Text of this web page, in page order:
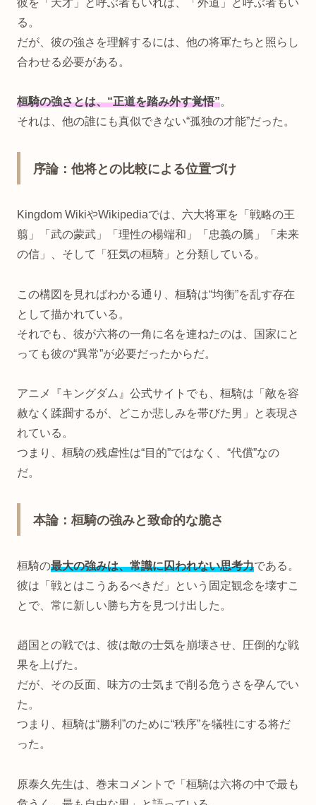
る。
だが、彼の強さを理解するには、他の将軍たちと照らし
合わせる必要がある。
桓騎の強さとは、“正道を踏み外す覚悟”。
それは、他の誰にも真似できない“孤独の才能”だった。
序論：他将との比較による位置づけ
Kingdom WikiやWikipediaでは、六大将軍を「戦略の王
翦」「武の蒙武」「理性の楊端和」「忠義の騰」「未来
の信」、そして「狂気の桓騎」と分類している。
この構図を見ればわかる通り、桓騎は“均衡”を乱す存在
として描かれている。
それでも、彼が六将の一角に名を連ねたのは、国家にと
っても彼の“異常”が必要だったからだ。
アニメ『キングダム』公式サイトでも、桓騎は「敵を容
赦なく蹂躙するが、どこか悲しみを帯びた男」と表現さ
れている。
つまり、桓騎の残虐性は“目的”ではなく、“代償”なの
だ。
本論：桓騎の強みと致命的な脆さ
桓騎の最大の強みは、常識に囚われない思考力である。
彼は「戦とはこうあるべきだ」という固定観念を壊すこ
とで、常に新しい勝ち方を見つけ出した。
趙国との戦では、彼は敵の士気を崩壊させ、圧倒的な戦
果を上げた。
だが、その反面、味方の士気まで削る危うさを孕んでい
た。
つまり、桓騎は“勝利”のために“秩序”を犠牲にする将だ
った。
原泰久先生は、巻末コメントで「桓騎は六将の中で最も